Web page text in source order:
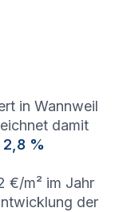
in Wannweil
damit
2,8 %
€/m² im Jahr
der